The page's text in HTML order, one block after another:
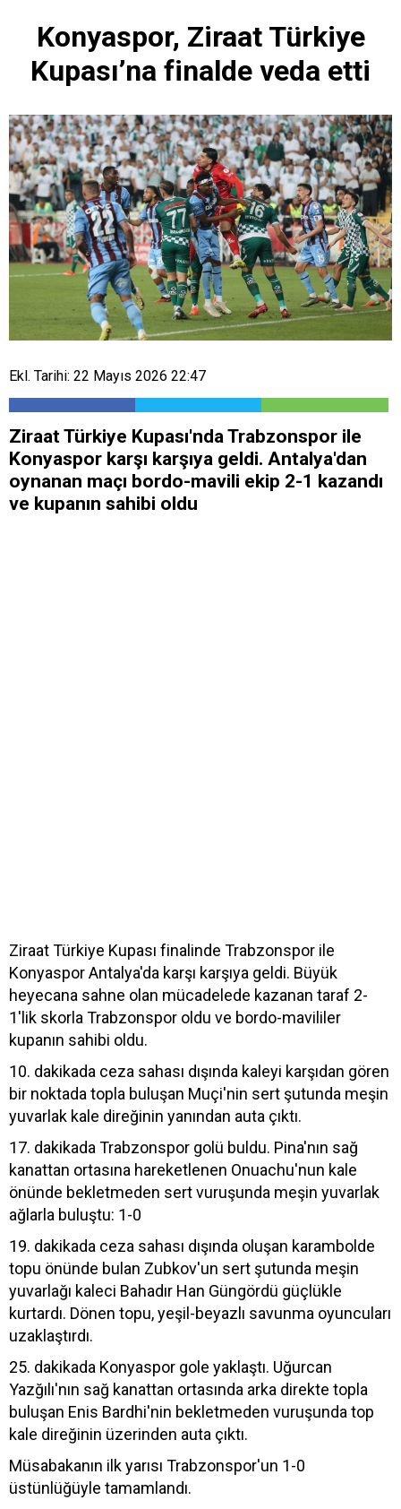
Konyaspor, Ziraat Türkiye
Kupası’na finalde veda etti
Ekl. Tarihi: 22 Mayıs 2026 22:47
Ziraat Türkiye Kupası'nda Trabzonspor ile
Konyaspor karşı karşıya geldi. Antalya'dan
oynanan maçı bordo-mavili ekip 2-1 kazandı
ve kupanın sahibi oldu
Ziraat Türkiye Kupası finalinde Trabzonspor ile
Konyaspor Antalya'da karşı karşıya geldi. Büyük
heyecana sahne olan mücadelede kazanan taraf 2-
1'lik skorla Trabzonspor oldu ve bordo-mavililer
kupanın sahibi oldu.
10. dakikada ceza sahası dışında kaleyi karşıdan gören
bir noktada topla buluşan Muçi'nin sert şutunda meşin
yuvarlak kale direğinin yanından auta çıktı.
17. dakikada Trabzonspor golü buldu. Pina'nın sağ
kanattan ortasına hareketlenen Onuachu'nun kale
önünde bekletmeden sert vuruşunda meşin yuvarlak
ağlarla buluştu: 1-0
19. dakikada ceza sahası dışında oluşan karambolde
topu önünde bulan Zubkov'un sert şutunda meşin
yuvarlağı kaleci Bahadır Han Güngördü güçlükle
kurtardı. Dönen topu, yeşil-beyazlı savunma oyuncuları
uzaklaştırdı.
25. dakikada Konyaspor gole yaklaştı. Uğurcan
Yazğılı'nın sağ kanattan ortasında arka direkte topla
buluşan Enis Bardhi'nin bekletmeden vuruşunda top
kale direğinin üzerinden auta çıktı.
Müsabakanın ilk yarısı Trabzonspor'un 1-0
üstünlüğüyle tamamlandı.